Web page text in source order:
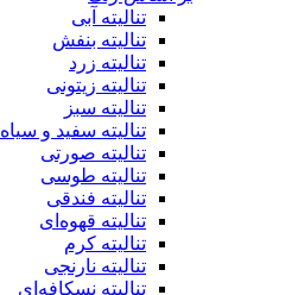
تنالیته آبی
تنالیته بنفش
تنالیته زرد
تنالیته زیتونی
تنالیته سبز
تنالیته سفید و سیاه
تنالیته صورتی
تنالیته طوسی
تنالیته فندقی
تنالیته قهوه‌ای
تنالیته کرم
تنالیته نارنجی
تنالیته نسکافه‌ای